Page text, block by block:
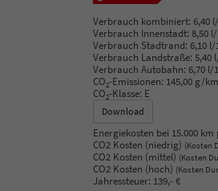
Verbrauch kombiniert: 6,40
Verbrauch Innenstadt: 8,50
Verbrauch Stadtrand: 6,10 l/
Verbrauch Landstraße: 5,40
Verbrauch Autobahn: 6,70 l/
CO2-Emissionen: 145,00 g/km
CO2-Klasse: E
Download
Energiekosten bei 15.000
CO2 Kosten (niedrig) (Kosten
CO2 Kosten (mittel) (Kosten
CO2 Kosten (hoch) (Kosten
Jahressteuer: 139,- €